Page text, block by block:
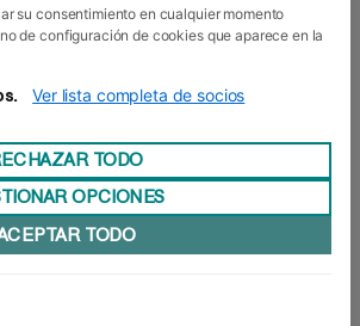
por todo lo alto
siempre se
dentro y fuera de las
su consentimiento en cualquier momento
de configuración de cookies que aparece en la
Ver lista completa de socios
TODO
OPCIONES
TODO